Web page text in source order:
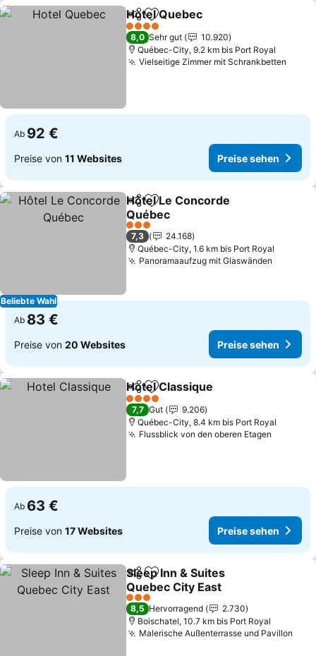
TeilenZu Favoriten hinzufügen
Hotel Quebec
4 Sterne
8,0 Sehr gut
10.920
Québec-City, 9.2 km bis Port Royal
Vielseitige Zimmer mit Schrankbetten
Ab 92 €
Preise von 11 Websites Preise sehen
Beliebte Wahl
TeilenZu Favoriten hinzufügen
Hôtel Le Concorde
Québec
Preise sehen
3 Sterne
7,3
24.168
Québec-City, 1.6 km bis Port Royal
Panoramaaufzug mit Glaswänden
Ab 83 €
Preise von 20 Websites Preise sehen
TeilenZu Favoriten hinzufügen
Hotel Classique
4 Sterne
7,7 Gut
9.206
Québec-City, 8.4 km bis Port Royal
Flussblick von den oberen Etagen
Ab 63 €
Preise von 17 Websites Preise sehen
TeilenZu Favoriten hinzufügen
Sleep Inn & Suites
Quebec City East
Preise sehen
3 Sterne
8,5 Hervorragend
2.730
Boischatel, 10.7 km bis Port Royal
Malerische Außenterrasse und Pavillon